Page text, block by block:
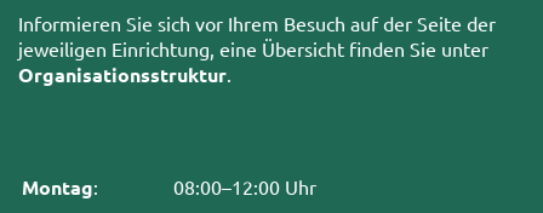
Informieren Sie sich vor Ihrem Besuch auf der Seite der
jeweiligen Einrichtung, eine Übersicht finden Sie unter
Organisationsstruktur
Montag: 08:00–12:00 Uhr